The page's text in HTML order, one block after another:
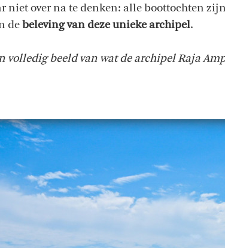
niet over na te denken: alle boottochten
debeleving van deze unieke archipel.
volledig beeld van wat de archipel Raja